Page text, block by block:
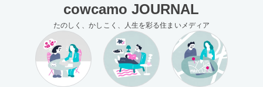
cowcamo JOURNAL
たのしく、かしこく、人生を彩る住まいメディア